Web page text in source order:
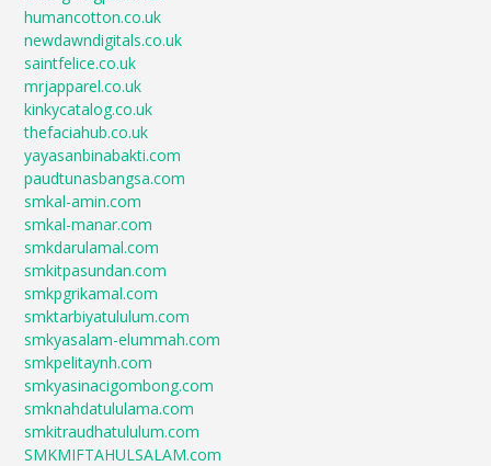
humancotton.co.uk
newdawndigitals.co.uk
saintfelice.co.uk
mrjapparel.co.uk
kinkycatalog.co.uk
thefaciahub.co.uk
yayasanbinabakti.com
paudtunasbangsa.com
smkal-amin.com
smkal-manar.com
smkdarulamal.com
smkitpasundan.com
smkpgrikamal.com
smktarbiyatululum.com
smkyasalam-elummah.com
smkpelitaynh.com
smkyasinacigombong.com
smknahdatululama.com
smkitraudhatululum.com
SMKMIFTAHULSALAM.com